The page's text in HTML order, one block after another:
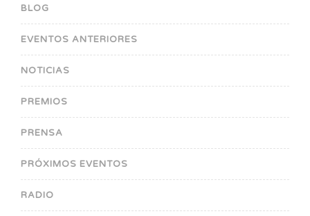
BLOG
EVENTOS ANTERIORES
NOTICIAS
PREMIOS
PRENSA
PRÓXIMOS EVENTOS
RADIO